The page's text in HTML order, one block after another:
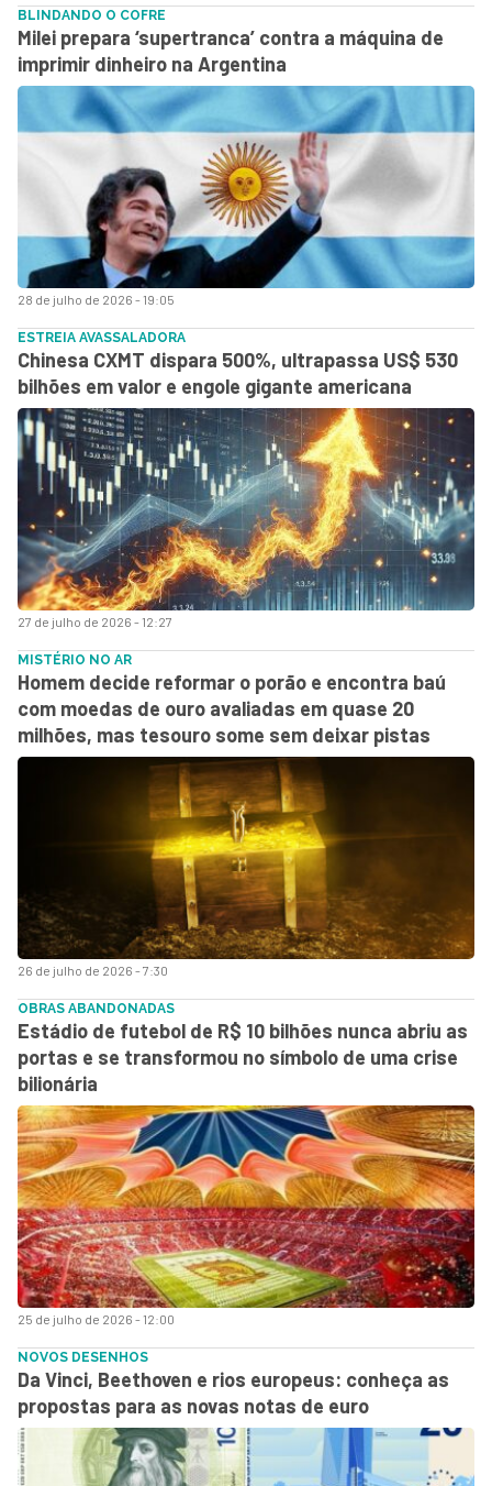
28 de julho de 2026 - 19:05
BLINDANDO O COFRE
Milei prepara ‘supertranca’ contra a máquina de
imprimir dinheiro na Argentina
27 de julho de 2026 - 12:27
ESTREIA AVASSALADORA
Chinesa CXMT dispara 500%, ultrapassa US$ 530
bilhões em valor e engole gigante americana
26 de julho de 2026 - 7:30
MISTÉRIO NO AR
Homem decide reformar o porão e encontra baú
com moedas de ouro avaliadas em quase 20
milhões, mas tesouro some sem deixar pistas
25 de julho de 2026 - 12:00
OBRAS ABANDONADAS
Estádio de futebol de R$ 10 bilhões nunca abriu as
portas e se transformou no símbolo de uma crise
bilionária
NOVOS DESENHOS
Da Vinci, Beethoven e rios europeus: conheça as
propostas para as novas notas de euro